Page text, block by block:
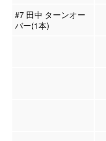
#7 田中 ターンオー
バー(1本)